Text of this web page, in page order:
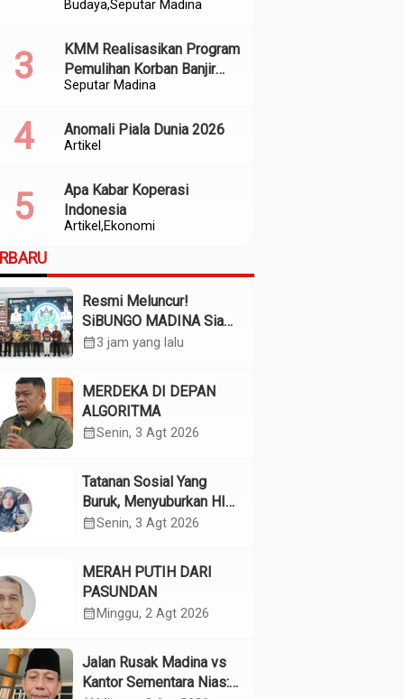
BudayaSeputar Madina
Seputar Madina
KMM Realisasikan Program
Pemulihan Korban Banjir
dan Longsor di Kabupaten
Artikel
Anomali Piala Dunia 2026
Artikel Ekonomi
Apa Kabar Koperasi
Indonesia
Resmi Meluncur!
SiBUNGO MADINA Siap
Optimalkan Pendapatan
calendar_month3 jam yang lalu
MERDEKA DI DEPAN
ALGORITMA
calendar_monthSenin, 3 Agt 2026
Tatanan Sosial Yang
Buruk, Menyuburkan HIV
Pada Remaja
calendar_monthSenin, 3 Agt 2026
MERAH PUTIH DARI
PASUNDAN
calendar_month Minggu, 2 Agt 2026
Jalan Rusak Madina vs
Kantor Sementara Nias: